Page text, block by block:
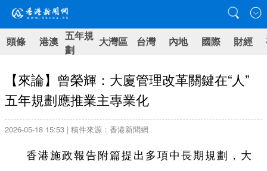
頭條 港澳 五年規
劃
大灣區 台灣 內地 國際 財經
【來論】曾榮輝：大廈管理改革關鍵在“人”
五年規劃應推業主專業化
2026-05-18 15:53 | 稿件來源：香港新聞網
香港施政報告附篇提出多項中長期規劃，大